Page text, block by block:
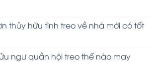
thủy hữu tình treo về nhà mới có tốt
ngư quần hội treo thế nào may